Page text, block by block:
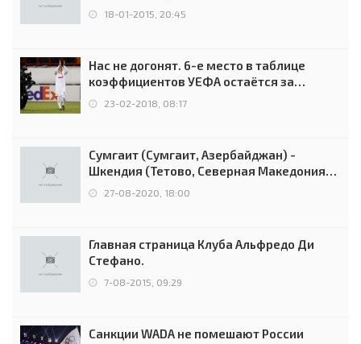
18-01-2015, 20:45
Нас не догонят. 6-е место в таблице
коэффициентов УЕФА остаётся за
Россией
23-02-2018, 08:17
Сумгаит (Сумгаит, Азербайджан) -
Шкендия (Тетово, Северная Македония) -
0:2 (0:0)
27-08-2020, 18:00
Главная страница Клуба Альфредо Ди
Стефано.
7-08-2015, 09:29
Санкции WADA не помешают России